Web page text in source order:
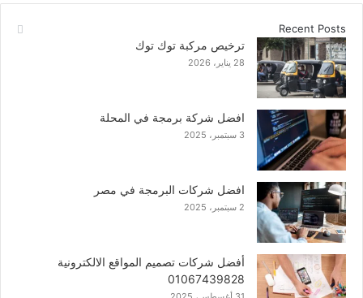
Recent Posts
ترخيص مركبة توك توك
28 يناير، 2026
افضل شركة برمجة في المحلة
3 سبتمبر، 2025
افضل شركات البرمجة في مصر
2 سبتمبر، 2025
أفضل شركات تصميم المواقع الالكترونية
01067439828